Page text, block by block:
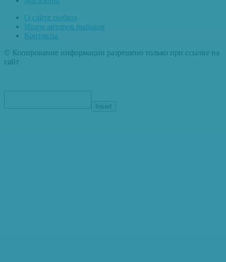
О сайте рыбхоз
Ищем авторов рыбаков
Контакты
© Копирование информации разрешено только при ссылке на
сайт
Insert